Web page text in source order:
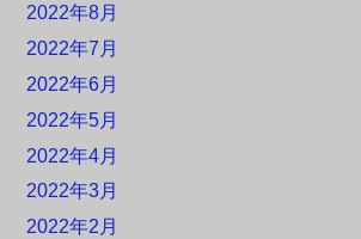
2022年8月
2022年7月
2022年6月
2022年5月
2022年4月
2022年3月
2022年2月